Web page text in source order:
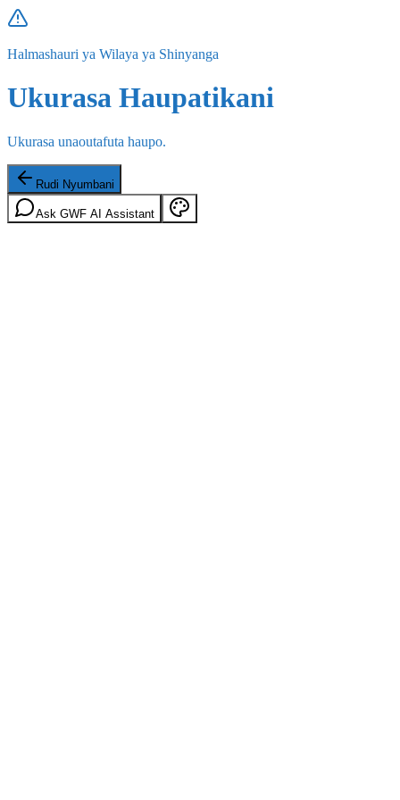
Halmashauri ya Wilaya ya Shinyanga
Ukurasa Haupatikani
Ukurasa unaoutafuta haupo.
Rudi Nyumbani
Ask GWF AI Assistant